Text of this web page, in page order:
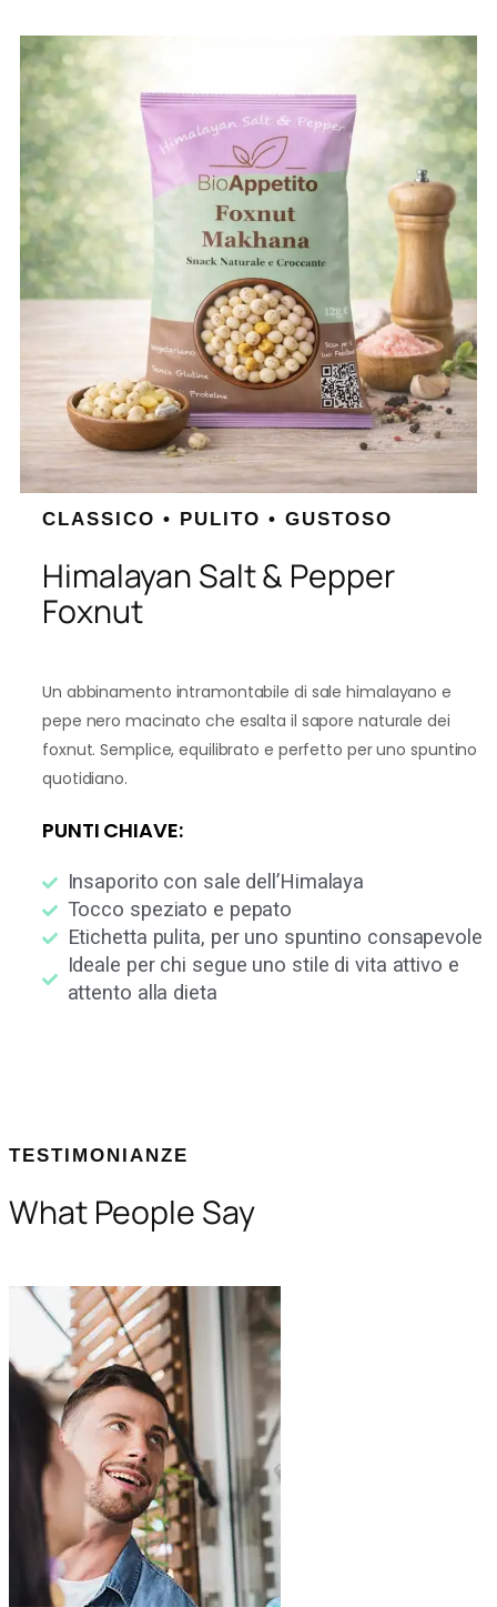
CLASSICO • PULITO • GUSTOSO
Himalayan Salt & Pepper
Foxnut
Un abbinamento intramontabile di sale himalayano e
pepe nero macinato che esalta il sapore naturale dei
foxnut. Semplice, equilibrato e perfetto per uno spuntino
quotidiano.
PUNTI CHIAVE:
Insaporito con sale dell’Himalaya
Tocco speziato e pepato
Etichetta pulita, per uno spuntino consapevole
Ideale per chi segue uno stile di vita attivo e
attento alla dieta
TESTIMONIANZE
What People Say